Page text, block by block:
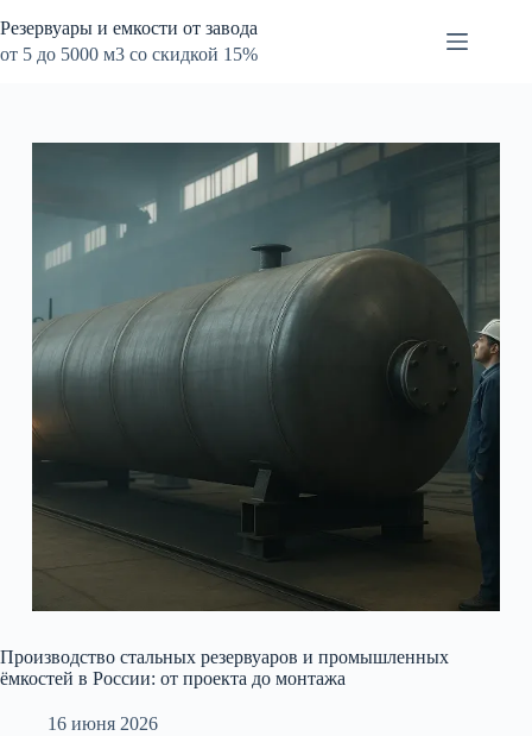
к
сути
Резервуары и емкости от завода
от 5 до 5000 м3 со скидкой 15%
Производство стальных резервуаров и промышленных
ёмкостей в России: от проекта до монтажа
16 июня 2026